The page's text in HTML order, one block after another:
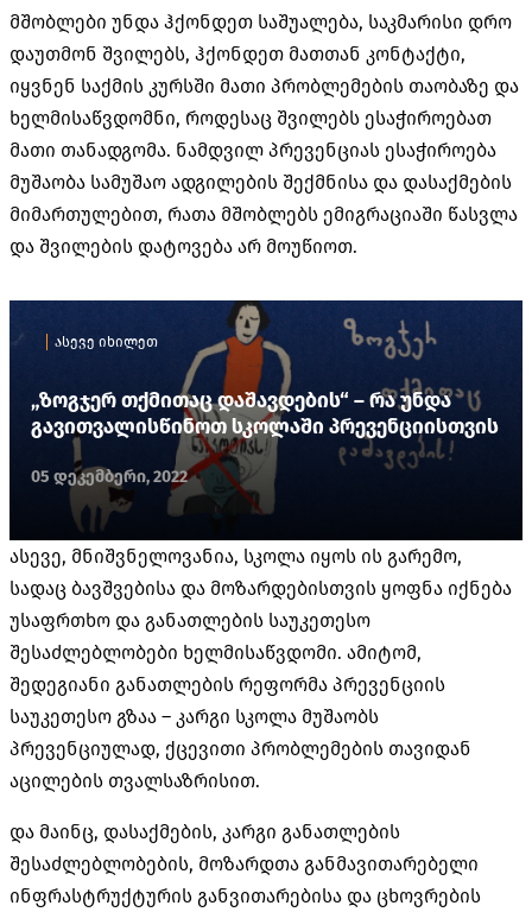
მშობლები უნდა ჰქონდეთ საშუალება, საკმარისი დრო
დაუთმონ შვილებს, ჰქონდეთ მათთან კონტაქტი,
იყვნენ საქმის კურსში მათი პრობლემების თაობაზე და
ხელმისაწვდომნი, როდესაც შვილებს ესაჭიროებათ
მათი თანადგომა. ნამდვილ პრევენციას ესაჭიროება
მუშაობა სამუშაო ადგილების შექმნისა და დასაქმების
მიმართულებით, რათა მშობლებს ემიგრაციაში წასვლა
და შვილების დატოვება არ მოუწიოთ.
ასევე იხილეთ
„ზოგჯერ თქმითაც დაშავდების“ – რა უნდა
გავითვალისწინოთ სკოლაში პრევენციისთვის
05 დეკემბერი, 2022
ასევე, მნიშვნელოვანია, სკოლა იყოს ის გარემო,
სადაც ბავშვებისა და მოზარდებისთვის ყოფნა იქნება
უსაფრთხო და განათლების საუკეთესო
შესაძლებლობები ხელმისაწვდომი. ამიტომ,
შედეგიანი განათლების რეფორმა პრევენციის
საუკეთესო გზაა – კარგი სკოლა მუშაობს
პრევენციულად, ქცევითი პრობლემების თავიდან
აცილების თვალსაზრისით.
და მაინც, დასაქმების, კარგი განათლების
შესაძლებლობების, მოზარდთა განმავითარებელი
ინფრასტრუქტურის განვითარებისა და ცხოვრების